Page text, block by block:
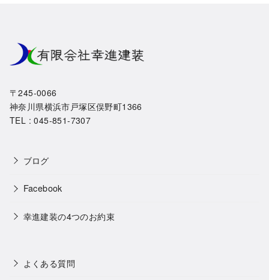
〒245-0066
神奈川県横浜市戸塚区俣野町1366
TEL : 045-851-7307
ブログ
Facebook
幸進建装の4つのお約束
よくある質問